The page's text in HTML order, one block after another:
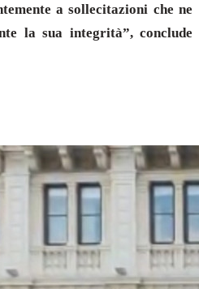
a sollecitazioni che ne
la sua integrità”, conclude